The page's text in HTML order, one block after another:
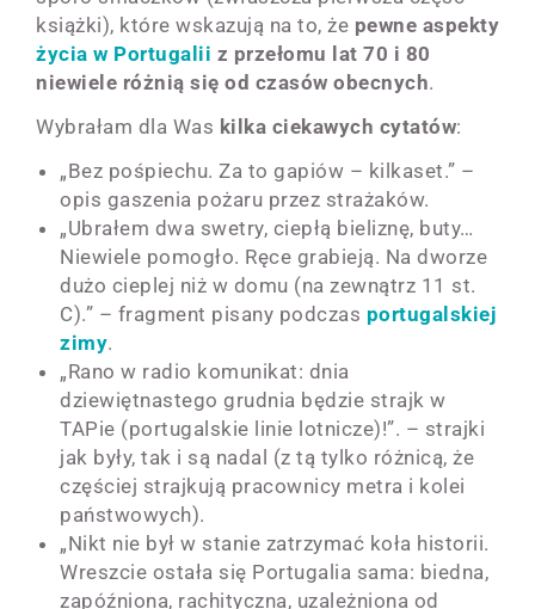
książki), które wskazują na to, że pewne aspekty
życia w Portugalii z przełomu lat 70 i 80
niewiele różnią się od czasów obecnych.
Wybrałam dla Was kilka ciekawych cytatów:
„Bez pośpiechu. Za to gapiów – kilkaset.” –
opis gaszenia pożaru przez strażaków.
„Ubrałem dwa swetry, ciepłą bieliznę, buty…
Niewiele pomogło. Ręce grabieją. Na dworze
dużo cieplej niż w domu (na zewnątrz 11 st.
C).” – fragment pisany podczas portugalskiej
zimy.
„Rano w radio komunikat: dnia
dziewiętnastego grudnia będzie strajk w
TAPie (portugalskie linie lotnicze)!”. – strajki
jak były, tak i są nadal (z tą tylko różnicą, że
częściej strajkują pracownicy metra i kolei
państwowych).
„Nikt nie był w stanie zatrzymać koła historii.
Wreszcie ostała się Portugalia sama: biedna,
zapóźniona, rachityczna, uzależniona od